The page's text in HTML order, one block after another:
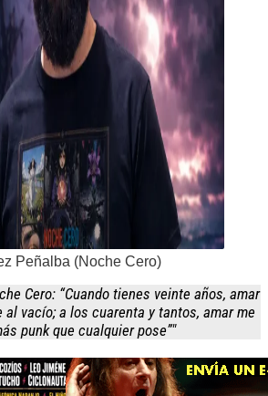
Peñalba (Noche Cero)
Cero: “Cuando tienes veinte años, amar
vacío; a los cuarenta y tantos, amar me
punk que cualquier pose”"